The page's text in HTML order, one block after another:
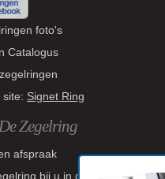
foto's
Catalogus
site: Signet Ring
Zegelring
afspraak
bij u in de buurt